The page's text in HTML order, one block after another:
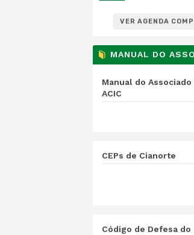
VER AGENDA
MANUAL DO
Manual do Associado
ACIC
CEPs de Cianorte
Código de Defesa do